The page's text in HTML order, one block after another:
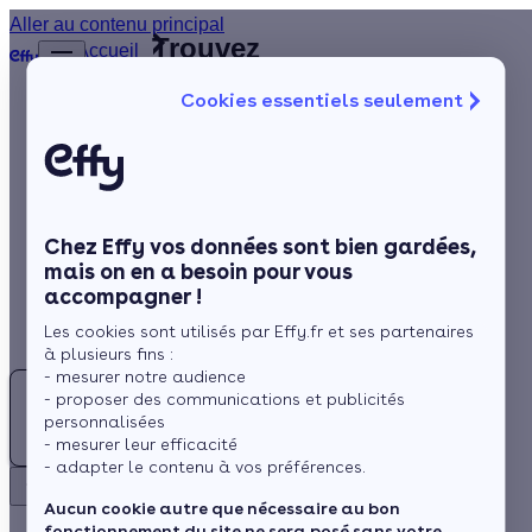
Cookies essentiels seulement
Chez Effy vos données sont bien gardées,
mais on en a besoin pour vous
accompagner !
Les cookies sont utilisés par Effy.fr et ses partenaires
à plusieurs fins :
- mesurer notre audience
- proposer des communications et publicités
personnalisées
- mesurer leur efficacité
- adapter le contenu à vos préférences.
Aucun cookie autre que nécessaire au bon
Aller au contenu principal
Chauffage
Rénovation globale
Aides et Primes
Actualités
Espace Client
Accueil
du fil
d’Ariane
Loire-Atlantique
Trouvez
meilleur
(44)
Rechercher
Besoin d'un Installateur de fenêtres à la Loire-Atlantique